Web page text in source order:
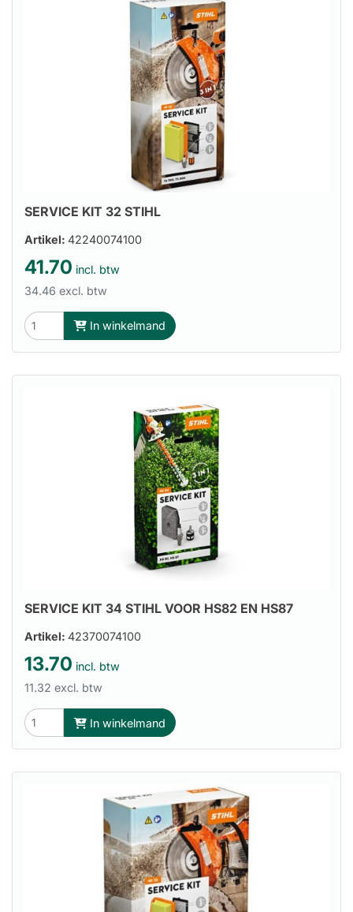
SERVICE KIT 32 STIHL
Artikel: 42240074100
41.70 incl. btw
34.46 excl. btw
In winkelmand
SERVICE KIT 34 STIHL VOOR HS82 EN HS87
Artikel: 42370074100
13.70 incl. btw
11.32 excl. btw
In winkelmand